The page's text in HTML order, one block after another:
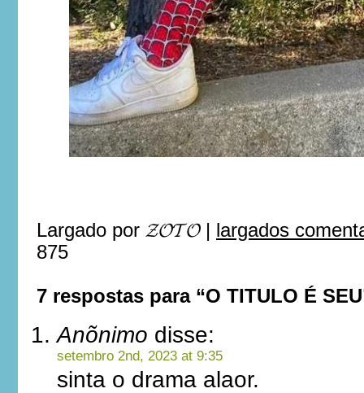
Largado por 𝓩𝓞𝓣𝓞| largados
875
7 respostas para “O TITULO É
Anõnimo disse:
setembro 2nd, 2023 at 9:35
sinta o drama alaor.